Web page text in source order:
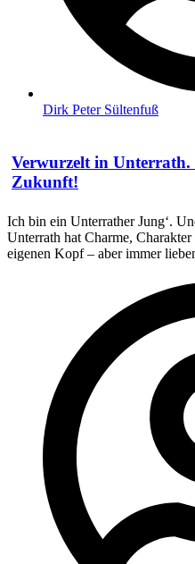
Dirk Peter Sültenfuß
Verwurzelt in
Zukunft!
Ich bin ein Unterrather Jung‘.
Unterrath hat Charme,
eigenen Kopf – aber immer